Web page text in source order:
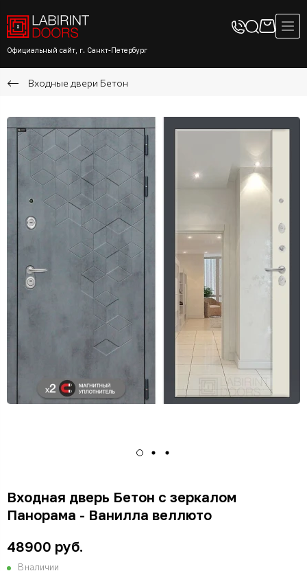
Официальный сайт, г. Санкт-Петербург
Входные двери Бетон
Входная дверь Бетон с зеркалом
Панорама - Ванилла веллюто
48900 руб.
В наличии